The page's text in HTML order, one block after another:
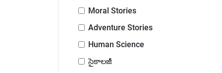
Moral Stories
Adventure Stories
Human Science
సైకాలజీ